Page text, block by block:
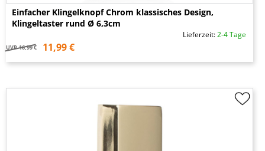
Einfacher Klingelknopf Chrom klassisches Design,
Klingeltaster rund Ø 6,3cm
Lieferzeit:2-4 Tage
UVP 16,99 € 11,99 €